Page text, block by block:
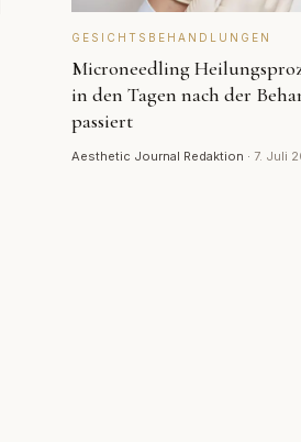
GESICHTSBEHANDLUNGEN
Microneedling
in den Tagen nach der
passiert
Aesthetic Journal Redaktion · 7. Juli